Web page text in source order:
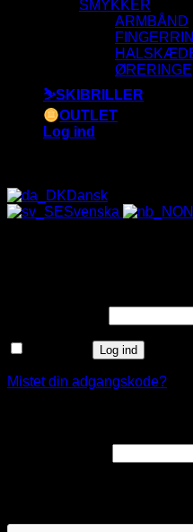
SMYKKER
ARMBÅND
ØRERINGE
⛷️SKIBRILLER
OUTLET
Log ind
Dansk
Svenska
Log ind
Mistet din adgangskode?